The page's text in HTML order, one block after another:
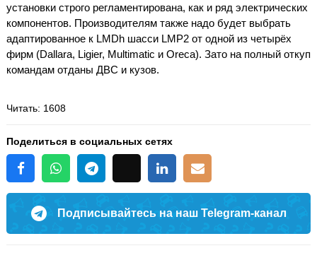
установки строго регламентирована, как и ряд электрических
компонентов. Производителям также надо будет выбрать
адаптированное к LMDh шасси LMP2 от одной из четырёх
фирм (Dallara, Ligier, Multimatic и Oreca). Зато на полный откуп
командам отданы ДВС и кузов.
Читать: 1608
Поделиться в социальных сетях
Подписывайтесь на наш Telegram-канал